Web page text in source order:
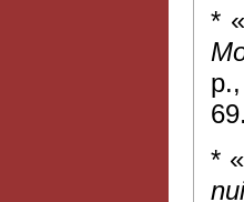
*
p.,
69.
*